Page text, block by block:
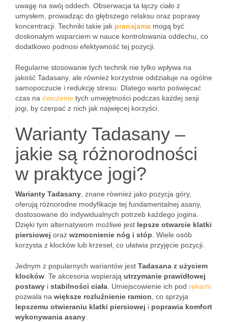
uwagę na swój oddech. Obserwacja ta łączy ciało z
umysłem, prowadząc do głębszego relaksu oraz poprawy
koncentracji. Techniki takie jak pranajama mogą być
doskonałym wsparciem w nauce kontrolowania oddechu, co
dodatkowo podnosi efektywność tej pozycji.
Regularne stosowanie tych technik nie tylko wpływa na
jakość Tadasany, ale również korzystnie oddziałuje na ogólne
samopoczucie i redukcję stresu. Dlatego warto poświęcać
czas na ćwiczenie tych umiejętności podczas każdej sesji
jogi, by czerpać z nich jak najwięcej korzyści.
Warianty Tadasany –
jakie są różnorodności
w praktyce jogi?
Warianty Tadasany , znane również jako pozycja góry,
oferują różnorodne modyfikacje tej fundamentalnej asany,
dostosowane do indywidualnych potrzeb każdego jogina.
Dzięki tym alternatywom możliwe jest lepsze otwarcie klatki
piersiowej oraz wzmocnienie nóg i stóp . Wiele osób
korzysta z klocków lub krzeseł, co ułatwia przyjęcie pozycji.
Jednym z popularnych wariantów jest Tadasana z użyciem
klocków . Te akcesoria wspierają utrzymanie prawidłowej
postawy i stabilności ciała . Umiejscowienie ich pod rękami
pozwala na większe rozluźnienie ramion , co sprzyja
lepszemu otwieraniu klatki piersiowej i poprawia komfort
wykonywania asany